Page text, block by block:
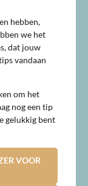
hebben,
we het
dat jouw
vandaan
om het
nog een tip
gelukkig bent
VOOR